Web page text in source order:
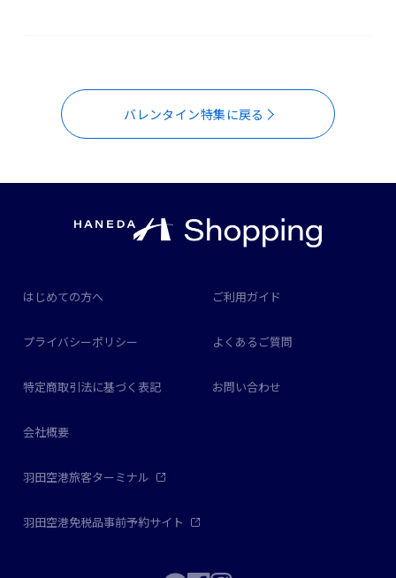
バレンタイン特集に戻る
はじめての方へ ご利用ガイド
プライバシーポリシー よくあるご質問
特定商取引法に基づく表記 お問い合わせ
会社概要
羽田空港旅客ターミナル
羽田空港免税品事前予約サイト